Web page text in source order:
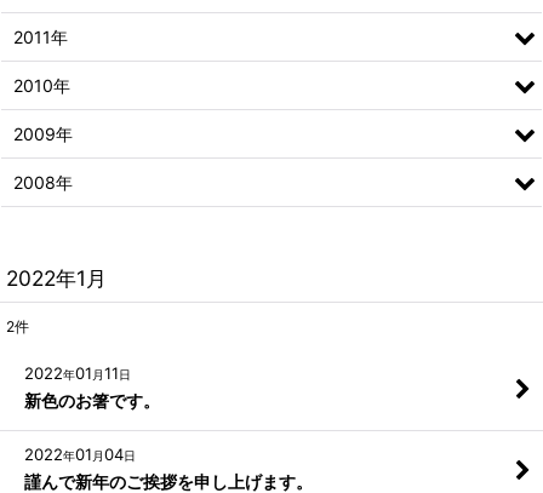
2022年1月
2件
2022年01 月11日
新色のお箸です。
2022年01 月04日
謹んで新年のご挨拶を申し上げます。
2011年
2010年
2009年
2008年